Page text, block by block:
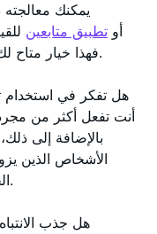
يمكنك
إعجابات Instagram أو تطبيق متابعين
ترغب في شراء إعجابات Instagram فهذا خيار متاح لك.
هل تفكر في استخدام
الأشخاص الذين
الحصول على مستوى أعلى من الثقة بك.
هل جذب